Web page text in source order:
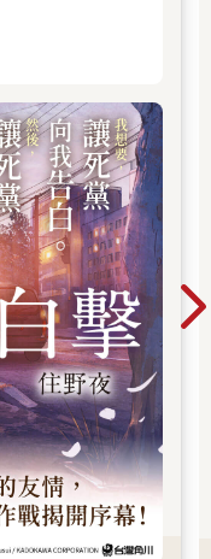
緩到週一早上！」
用的。庫爾托瓦，我
匯票，你有點超過了
成年呢！滿會說笑話的
很珍貴的。我們是冒
付清，我就去申請拒
張支票給你。」
？」
」
道：「別拿五百萬來
著，收到你兌現為
向我告白。然